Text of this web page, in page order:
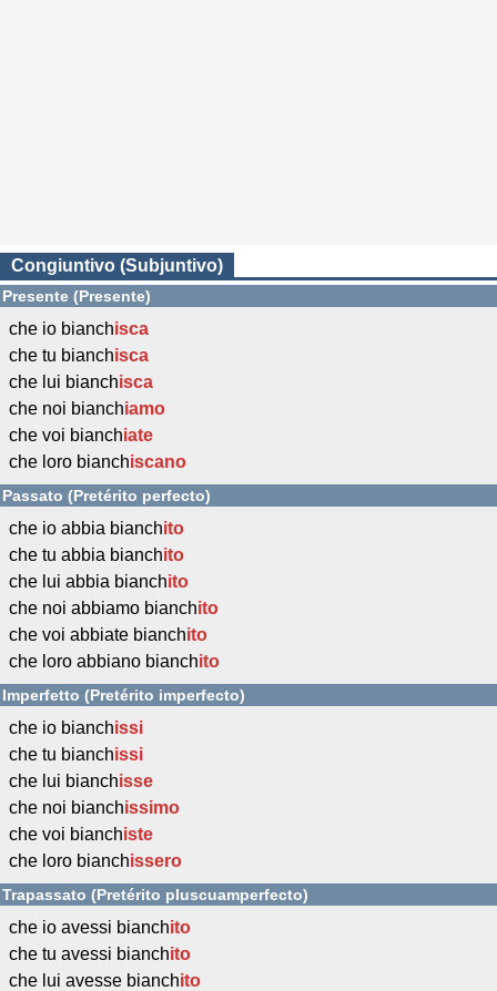
Congiuntivo (Subjuntivo)
Presente (Presente)
che io bianchisca
che tu bianchisca
che lui bianchisca
che noi bianchiamo
che voi bianchiate
che loro bianchiscano
Passato (Pretérito perfecto)
che io abbia bianchito
che tu abbia bianchito
che lui abbia bianchito
che noi abbiamo bianchito
che voi abbiate bianchito
che loro abbiano bianchito
Imperfetto (Pretérito imperfecto)
che io bianchissi
che tu bianchissi
che lui bianchisse
che noi bianchissimo
che voi bianchiste
che loro bianchissero
Trapassato (Pretérito pluscuamperfecto)
che io avessi bianchito
che tu avessi bianchito
che lui avesse bianchito